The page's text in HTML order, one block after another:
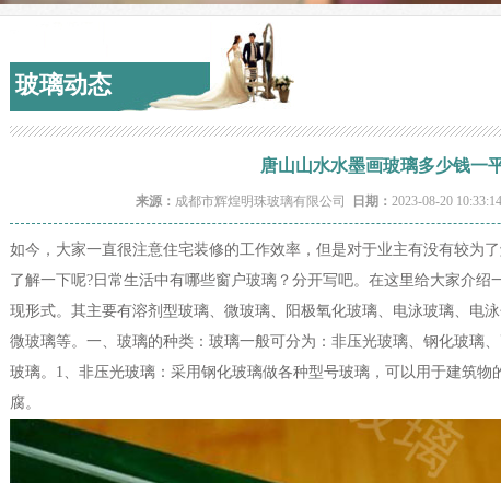
玻璃动态
唐山山水水墨画玻璃多少钱一
来源： 成都市辉煌明珠玻璃有限公司 日期： 2023-08-20 10:33:14
如今，大家一直很注意住宅装修的工作效率，但是对于业主有没有较为
了解一下呢?日常生活中有哪些窗户玻璃？分开写吧。在这里给大家介绍
现形式。其主要有溶剂型玻璃、微玻璃、阳极氧化玻璃、电泳玻璃、电
微玻璃等。一、玻璃的种类：玻璃一般可分为：非压光玻璃、钢化玻璃
玻璃。1、非压光玻璃：采用钢化玻璃做各种型号玻璃，可以用于建筑
腐。